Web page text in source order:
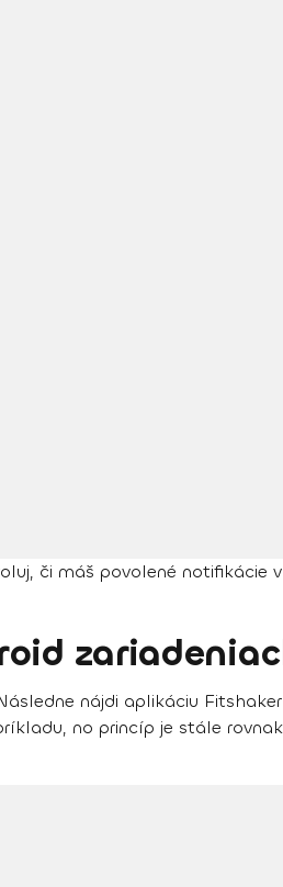
či máš povolené notifikácie
nájdi aplikáciu
no princíp je stále